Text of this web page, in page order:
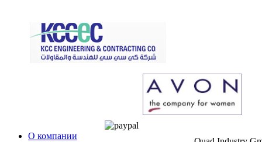
О компании